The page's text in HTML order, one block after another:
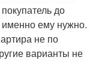
до
именно ему нужно.
не по
варианты не